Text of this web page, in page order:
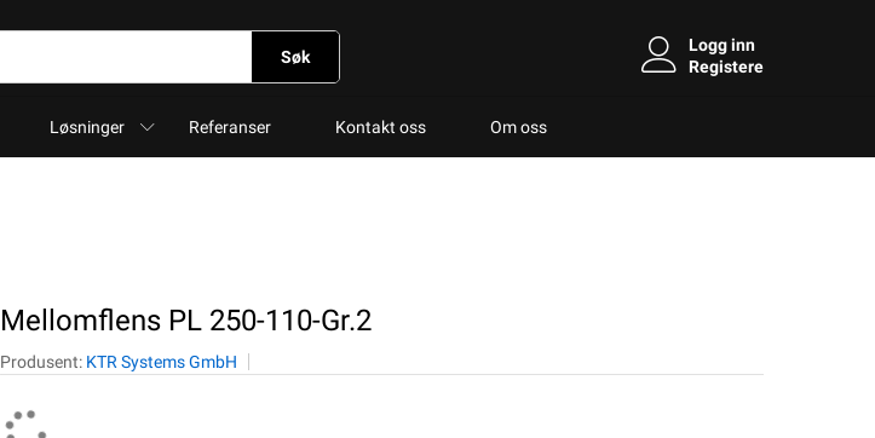
Søk
Logg inn
Registere
Løsninger Referanser Kontakt oss Om oss
Mellomflens PL 250-110-Gr.2
Produsent: KTR Systems GmbH